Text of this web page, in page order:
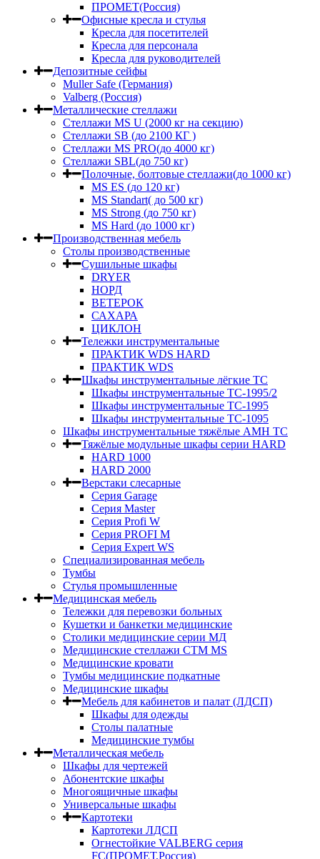
ПРОМЕТ(Россия)
Офисные кресла и стулья
Кресла для посетителей
Кресла для персонала
Кресла для руководителей
Депозитные сейфы
Muller Safe (Германия)
Valberg (Россия)
Металлические стеллажи
Стеллажи MS U (2000 кг на секцию)
Стеллажи SB (до 2100 КГ )
Стеллажи MS PRO(до 4000 кг)
Стеллажи SBL(до 750 кг)
Полочные, болтовые стеллажи(до 1000 кг)
MS ES (до 120 кг)
MS Standart( до 500 кг)
MS Strong (до 750 кг)
MS Hard (до 1000 кг)
Производственная мебель
Столы производственные
Сушильные шкафы
DRYER
НОРД
ВЕТЕРОК
САХАРА
ЦИКЛОН
Тележки инструментальные
ПРАКТИК WDS HARD
ПРАКТИК WDS
Шкафы инструментальные лёгкие ТС
Шкафы инструментальные ТС-1995/2
Шкафы инструментальные TC-1995
Шкафы инструментальные TC-1095
Шкафы инструментальные тяжёлые AMH TC
Тяжёлые модульные шкафы серии HARD
HARD 1000
HARD 2000
Верстаки слесарные
Серия Garage
Серия Master
Серия Profi W
Серия PROFI M
Серия Expert WS
Специализированная мебель
Тумбы
Стулья промышленные
Медицинская мебель
Тележки для перевозки больных
Кушетки и банкетки медицинские
Столики медицинские серии МД
Медицинские стеллажи СТМ MS
Медицинские кровати
Тумбы медицинские подкатные
Медицинские шкафы
Мебель для кабинетов и палат (ЛДСП)
Шкафы для одежды
Столы палатные
Медицинские тумбы
Металлическая мебель
Шкафы для чертежей
Абонентские шкафы
Многоящичные шкафы
Универсальные шкафы
Картотеки
Картотеки ЛДСП
Огнестойкие VALBERG серия
FC(ПРОМЕТ,Россия)